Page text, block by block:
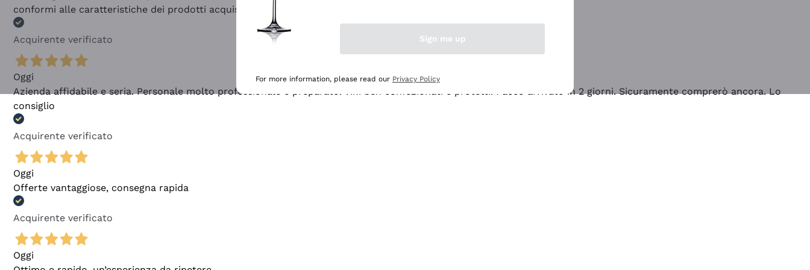
conformi alle caratteristiche dei prodotti acquistati
Acquirente verificato
Oggi
Azienda affidabile e seria. Personale molto professionale e preparato. Vini ben confezionati e protetti. Pacco arrivato in 2 giorni. Sicuramente comprerò ancora. Lo
consiglio
Acquirente verificato
Oggi
Offerte vantaggiose, consegna rapida
Acquirente verificato
Oggi
Sign me up
For more information, please read our Privacy Policy